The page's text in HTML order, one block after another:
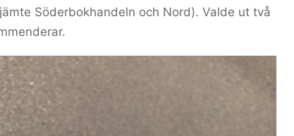
Söderbokhandeln och Nord). Valde ut två